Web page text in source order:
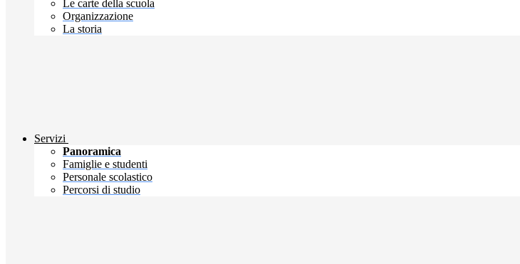
Le carte della scuola
Organizzazione
La storia
Servizi
Panoramica
Famiglie e studenti
Personale scolastico
Percorsi di studio